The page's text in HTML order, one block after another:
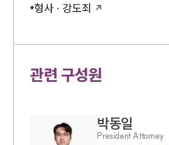
형사 · 강도죄
관련 구성원
박동일
President Attorney